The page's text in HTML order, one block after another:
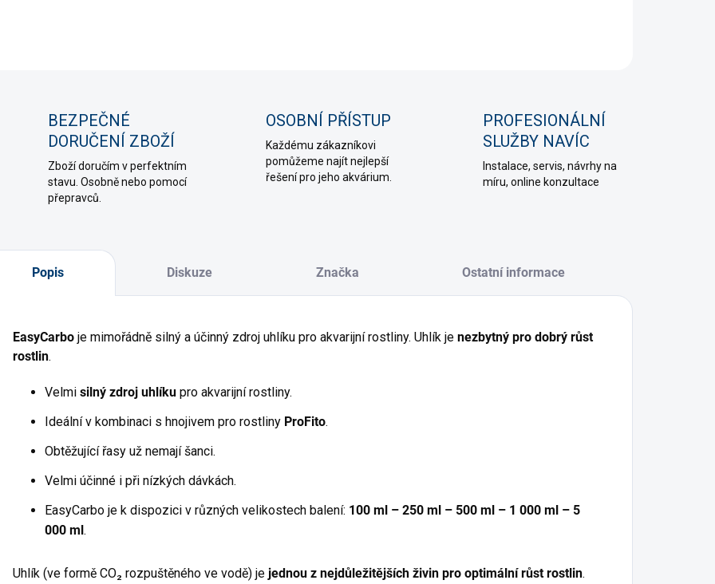
BEZPEČNÉ
DORUČENÍ ZBOŽÍ
Zboží doručím v perfektním
stavu. Osobně nebo pomocí
přepravců.
OSOBNÍ PŘÍSTUP
Každému zákazníkovi
pomůžeme najít nejlepší
řešení pro jeho akvárium.
PROFESIONÁLNÍ
SLUŽBY NAVÍC
Instalace, servis, návrhy na
míru, online konzultace
Popis Diskuze Značka Ostatní informace
EasyCarbo je mimořádně silný a účinný zdroj uhlíku pro akvarijní rostliny. Uhlík je nezbytný pro dobrý růst
rostlin.
Velmi silný zdroj uhlíku pro akvarijní rostliny.
Ideální v kombinaci s hnojivem pro rostliny ProFito.
Obtěžující řasy už nemají šanci.
Velmi účinné i při nízkých dávkách.
EasyCarbo je k dispozici v různých velikostech balení: 100 ml – 250 ml – 500 ml – 1 000 ml – 5
000 ml.
Uhlík (ve formě CO₂ rozpuštěného ve vodě) je jednou z nejdůležitějších živin pro optimální růst rostlin.